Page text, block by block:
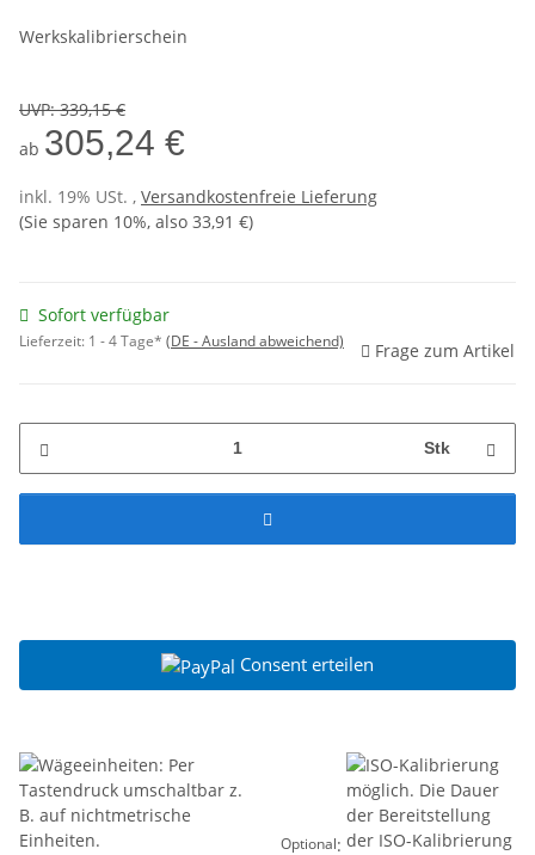
Werkskalibrierschein
UVP:339,15 €
ab 305,24 €
inkl. 19% USt. , Versandkostenfreie Lieferung
(Sie sparen 10%, also 33,91 €)
Sofort verfügbar
Lieferzeit: 1 - 4 Tage* (DE - Ausland abweichend) Frage zum Artikel
Stk
Consent erteilen
Optional: